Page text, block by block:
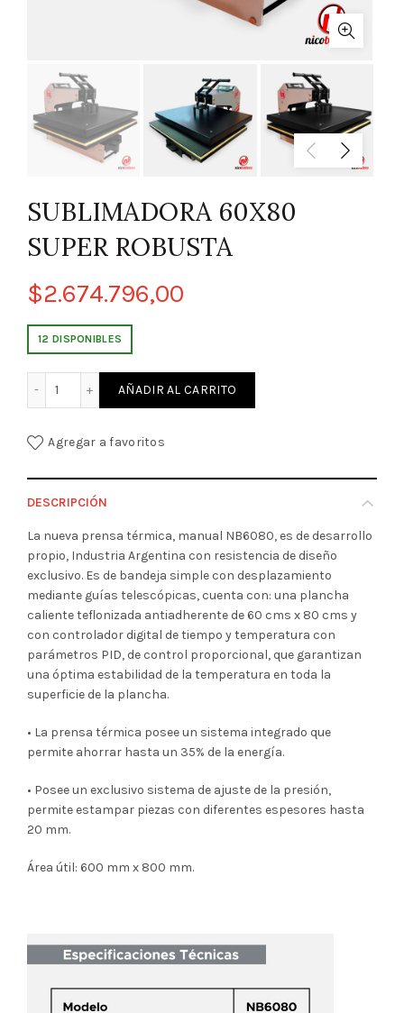
SUBLIMADORA 60X80
SUPER ROBUSTA
$2.674.796,00
12 DISPONIBLES
SUBLIMADORA 60X80 SUPER ROBUSTA cantidad
AÑADIR AL CARRITO
Agregar a favoritos
DESCRIPCIÓN
La nueva prensa térmica, manual NB6080, es de desarrollo
propio, Industria Argentina con resistencia de diseño
exclusivo. Es de bandeja simple con desplazamiento
mediante guías telescópicas, cuenta con: una plancha
caliente teflonizada antiadherente de 60 cms x 80 cms y
con controlador digital de tiempo y temperatura con
parámetros PID, de control proporcional, que garantizan
una óptima estabilidad de la temperatura en toda la
superficie de la plancha.
• La prensa térmica posee un sistema integrado que
permite ahorrar hasta un 35% de la energía.
• Posee un exclusivo sistema de ajuste de la presión,
permite estampar piezas con diferentes espesores hasta
20 mm.
Área útil: 600 mm x 800 mm.